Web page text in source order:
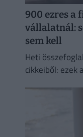
900 ezres a
vállalatnál:
sem kell
Heti
cikkeiből: ezek